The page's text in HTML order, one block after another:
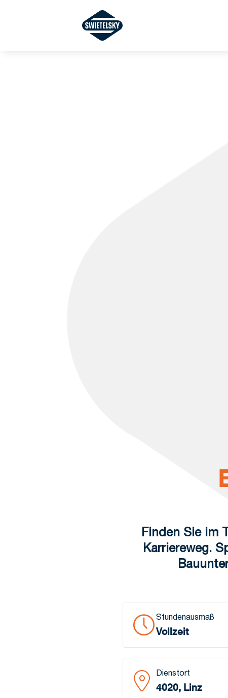
Finden Sie im
Karriereweg.
Stundenausmaß
Vollzeit
Dienstort
4020, Linz